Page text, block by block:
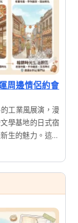
周邊情侶約會
工業風展演，漫
學基地的日式宿
生的魅力。這是